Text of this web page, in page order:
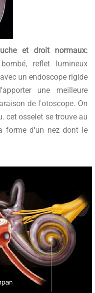
et droit normaux:
reflet lumineux
un endoscope rigide
une meilleure
de l'otoscope. On
cet osselet se trouve au
forme d'un nez dont le